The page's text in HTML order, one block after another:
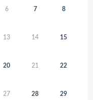
6 7 8
13 14 15
20 21 22
27 28 29